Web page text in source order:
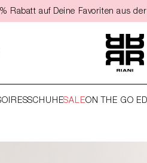
Rabatt auf Deine Favoriten aus
SCHUHESALEON THE GO